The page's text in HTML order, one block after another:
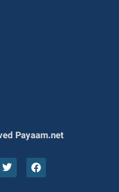
Copyright © 2023, All Rights Reserved Payaam.net